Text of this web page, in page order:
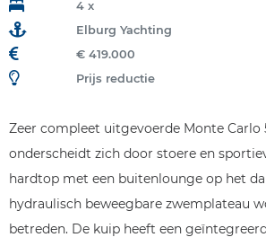
4 x
Elburg Yachting
€ 419.000
Prijs reductie
Zeer compleet uitgevoerde Monte Carlo
onderscheidt zich door stoere en
hardtop met een buitenlounge op het
hydraulisch beweegbare zwemplateau
betreden. De kuip heeft een